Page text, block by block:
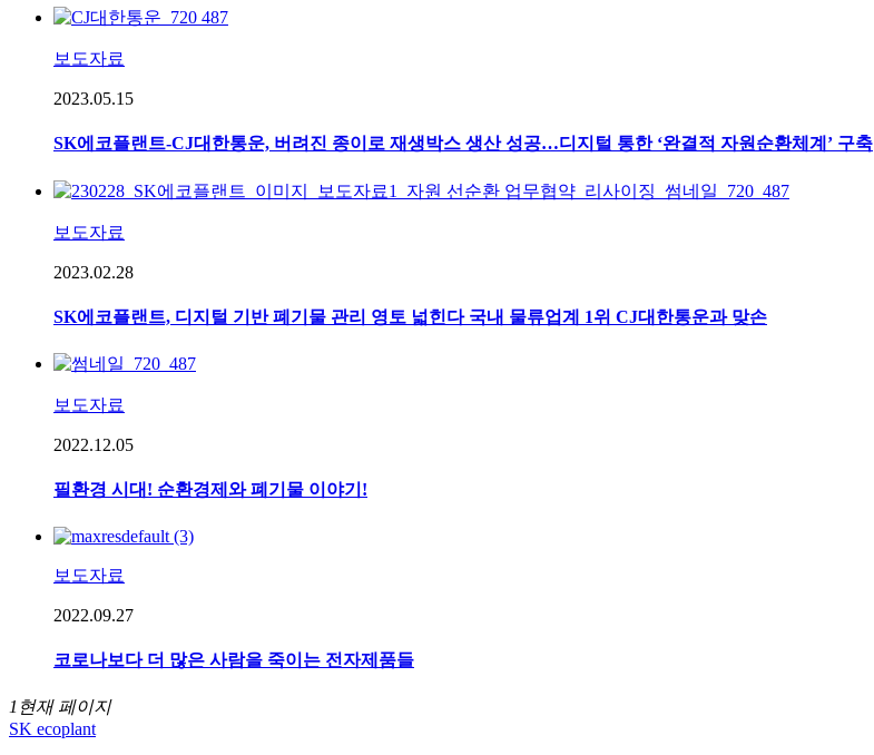
보도자료
2023.05.15
SK에코플랜트-CJ대한통운, 버려진 종이로 재생박스 생산 성공…디지털 통한 ‘완결적 자원순환체계’ 구축
보도자료
2023.02.28
SK에코플랜트, 디지털 기반 폐기물 관리 영토 넓힌다 국내 물류업계 1위 CJ대한통운과 맞손
보도자료
2022.12.05
필환경 시대! 순환경제와 폐기물 이야기!
보도자료
2022.09.27
코로나보다 더 많은 사람을 죽이는 전자제품들
1 현재 페이지
SK ecoplant